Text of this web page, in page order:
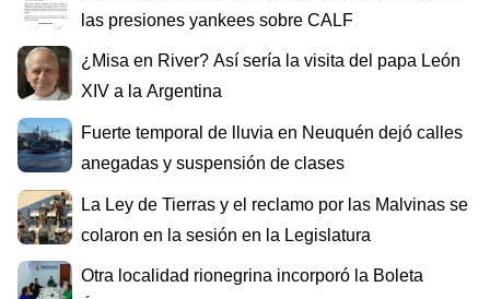
las presiones yankees sobre CALF
¿Misa en River? Así sería la visita del papa León
XIV a la Argentina
Fuerte temporal de lluvia en Neuquén dejó calles
anegadas y suspensión de clases
La Ley de Tierras y el reclamo por las Malvinas se
colaron en la sesión en la Legislatura
Otra localidad rionegrina incorporó la Boleta